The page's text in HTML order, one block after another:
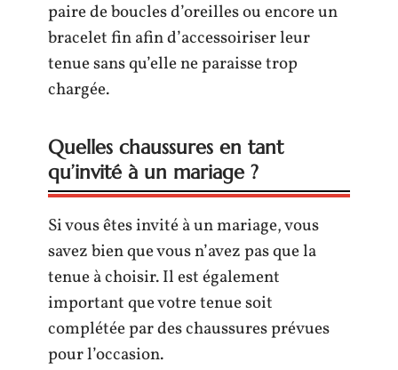
paire de boucles d’oreilles ou encore un
bracelet fin afin d’accessoiriser leur
tenue sans qu’elle ne paraisse trop
chargée.
Quelles chaussures en tant
qu’invité à un mariage ?
Si vous êtes invité à un mariage, vous
savez bien que vous n’avez pas que la
tenue à choisir. Il est également
important que votre tenue soit
complétée par des chaussures prévues
pour l’occasion.